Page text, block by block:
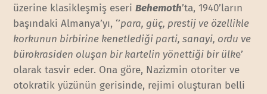
üzerine klasikleşmiş eseriBehemoth’ta, 1940’ların
başındaki Almanya’yı, ‘’para, güç, prestij ve özellikle
korkunun birbirine kenetlediği parti, sanayi, ordu ve
bürokrasiden oluşan bir kartelin yönettiği bir ülke’
olarak tasvir eder. Ona göre, Nazizmin otoriter ve
otokratik yüzünün gerisinde, rejimi oluşturan belli